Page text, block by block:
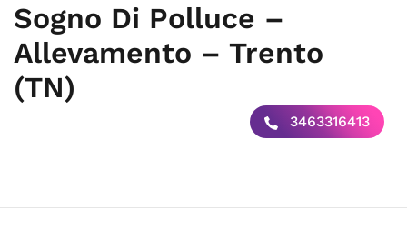
Sogno Di Polluce –
Allevamento – Trento
(TN)
3463316413